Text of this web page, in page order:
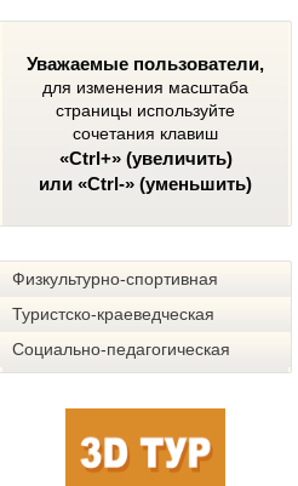
Уважаемые пользователи,
для изменения масштаба
страницы используйте
сочетания клавиш
«Ctrl+» (увеличить)
или «Ctrl-» (уменьшить)
Физкультурно-спортивная
Туристско-краеведческая
Социально-педагогическая